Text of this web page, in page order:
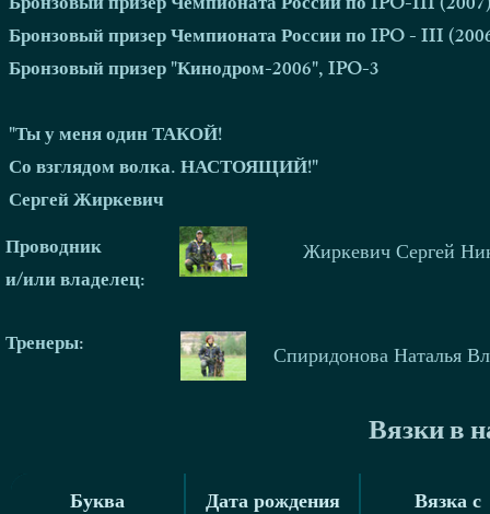
Бронзовый призер Чемпионата России по IPO - III
Бронзовый призер "Кинодром-2006", IPO-3
"Ты у меня один ТАКОЙ!
Со взглядом волка. НАСТОЯЩИЙ!"
Сергей Жиркевич
Проводник
и/или владелец:
Жиркевич Сергей
Тренеры: Спиридонова Наталья
Вязки в
Буква Дата рождения Вязка с
Буква Дата рождения Вязка с